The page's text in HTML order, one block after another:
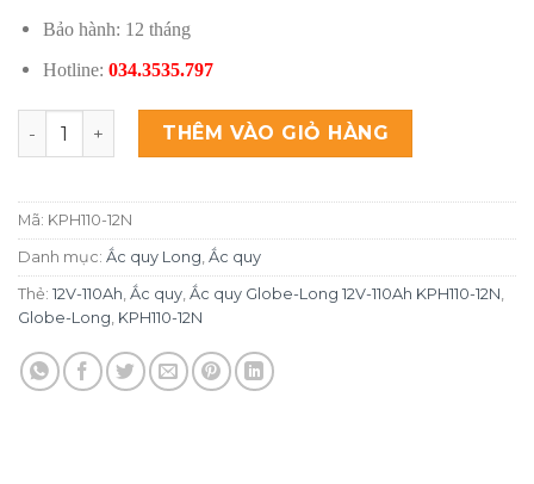
Bảo hành: 12 tháng
Hotline: 034.3535.797
Ắc quy Long 12V-110Ah KPH110-12N số lượng
THÊM VÀO GIỎ HÀNG
Mã: KPH110-12N
Danh mục: Ắc quy Long Ắc quy
Thẻ: 12V-110Ah Ắc quy Ắc quy Globe-Long 12V-110Ah KPH110-12N
Globe-Long KPH110-12N